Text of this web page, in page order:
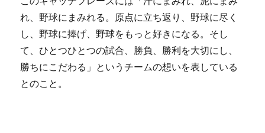
れ、野球にまみれる。原点に立ち返り、野球に尽く
し、野球に捧げ、野球をもっと好きになる。そし
て、ひとつひとつの試合、勝負、勝利を大切にし、
勝ちにこだわる」というチームの想いを表している
とのこと。